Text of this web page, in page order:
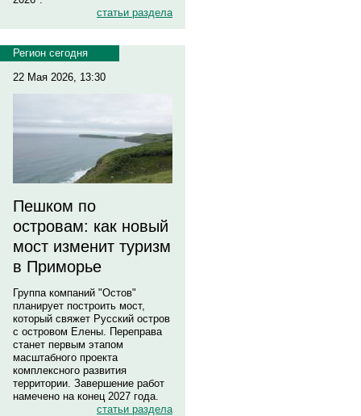
статьи раздела
Регион сегодня
22 Мая 2026, 13:30
Пешком по
островам: как новый
мост изменит туризм
в Приморье
Группа компаний "Остов"
планирует построить мост,
который свяжет Русский остров
с островом Елены. Переправа
станет первым этапом
масштабного проекта
комплексного развития
территории. Завершение работ
намечено на конец 2027 года.
статьи раздела